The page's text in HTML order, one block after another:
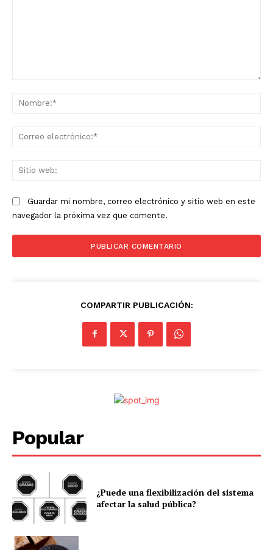
Guardar mi nombre, correo electrónico y sitio web en este
navegador la próxima vez que comente.
COMPARTIR PUBLICACIÓN:
Popular
¿Puede una flexibilización del sistema
afectar la salud pública?